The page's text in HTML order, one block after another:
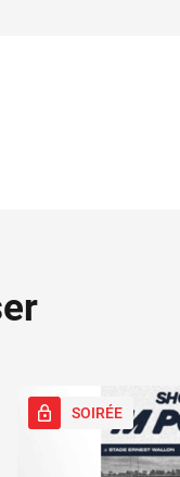
SOIRÉE